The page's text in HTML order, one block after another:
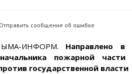
Отправить сообщение об ошибке
ИНФОРМ. Направлено
начальника пожарной
государственной власти